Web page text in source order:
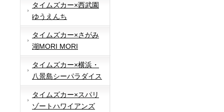
タイムズカー×西武園
ゆうえんち
タイムズカー×さがみ
湖MORI MORI
タイムズカー×横浜・
八景島シーパラダイス
タイムズカー×スパリ
ゾートハワイアンズ